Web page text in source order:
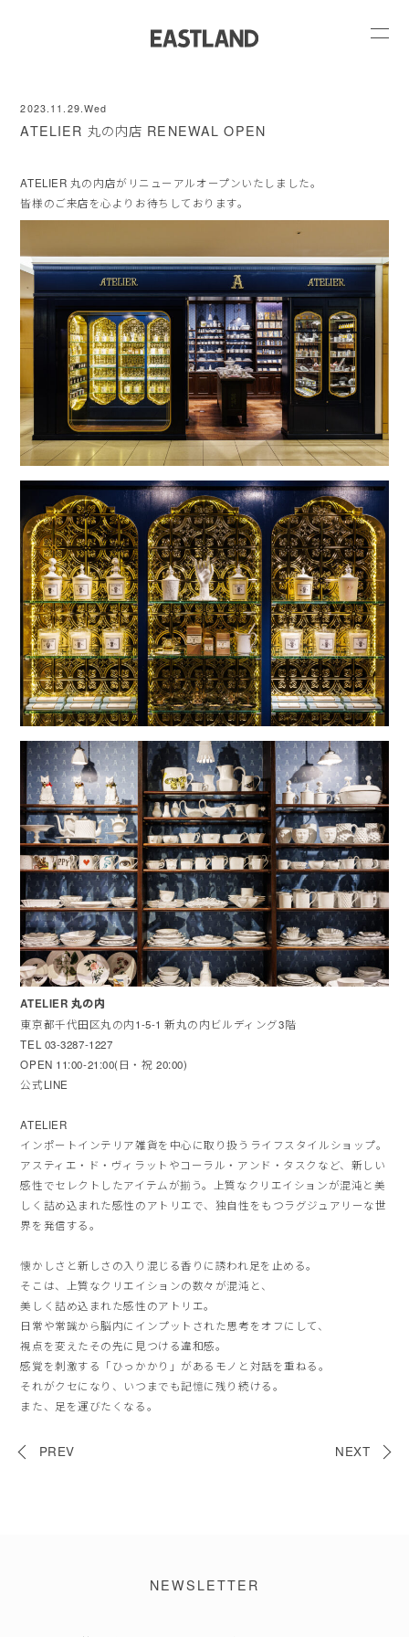
2023.11.29.Wed
ATELIER 丸の内店 RENEWAL OPEN
ATELIER 丸の内店がリニューアルオープンいたしました。
皆様のご来店を心よりお待ちしております。
ATELIER 丸の内
東京都千代田区丸の内1-5-1 新丸の内ビルディング3階
TEL 03-3287-1227
OPEN 11:00-21:00(日・祝 20:00)
公式LINE
ATELIER
インポートインテリア雑貨を中心に取り扱うライフスタイルショップ。
アスティエ・ド・ヴィラットやコーラル・アンド・タスクなど、新しい
感性でセレクトしたアイテムが揃う。上質なクリエイションが混沌と美
しく詰め込まれた感性のアトリエで、独自性をもつラグジュアリーな世
界を発信する。
懐かしさと新しさの入り混じる香りに誘われ足を止める。
そこは、上質なクリエイションの数々が混沌と、
美しく詰め込まれた感性のアトリエ。
日常や常識から脳内にインプットされた思考をオフにして、
視点を変えたその先に見つける違和感。
感覚を刺激する「ひっかかり」があるモノと対話を重ねる。
それがクセになり、いつまでも記憶に残り続ける。
また、足を運びたくなる。
PREV NEXT
NEWSLETTER